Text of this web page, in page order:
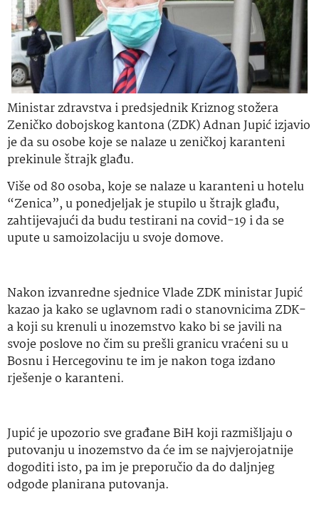
Ministar zdravstva i predsjednik Kriznog stožera
Zeničko dobojskog kantona (ZDK) Adnan Jupić izjavio
je da su osobe koje se nalaze u zeničkoj karanteni
prekinule štrajk glađu.
Više od 80 osoba, koje se nalaze u karanteni u hotelu
“Zenica”, u ponedjeljak je stupilo u štrajk glađu,
zahtijevajući da budu testirani na covid-19 i da se
upute u samoizolaciju u svoje domove.
Nakon izvanredne sjednice Vlade ZDK ministar Jupić
kazao ja kako se uglavnom radi o stanovnicima ZDK-
a koji su krenuli u inozemstvo kako bi se javili na
svoje poslove no čim su prešli granicu vraćeni su u
Bosnu i Hercegovinu te im je nakon toga izdano
rješenje o karanteni.
Jupić je upozorio sve građane BiH koji razmišljaju o
putovanju u inozemstvo da će im se najvjerojatnije
dogoditi isto, pa im je preporučio da do daljnjeg
odgode planirana putovanja.